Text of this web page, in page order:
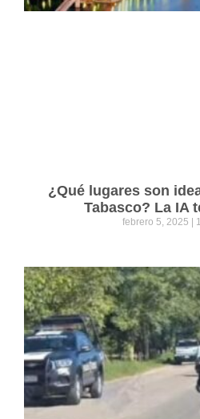
¿Qué lugares son
Tabasco? La IA
febrero 5, 2025